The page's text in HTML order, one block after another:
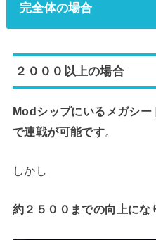
完全体の場合
２０００以上の場合
Modシップにいるメガシ
で連戦が可能です
しかし
約２５００までの向上にな